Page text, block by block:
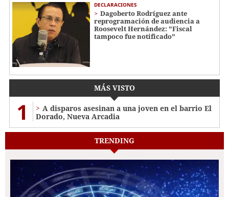
DECLARACIONES
Dagoberto Rodríguez ante
reprogramación de audiencia a
Roosevelt Hernández: "Fiscal
tampoco fue notificado"
MÁS VISTO
1
A disparos asesinan a una joven en el barrio El
Dorado, Nueva Arcadia
TRENDING